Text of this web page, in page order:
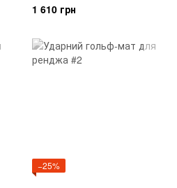
1 610 грн
−25%